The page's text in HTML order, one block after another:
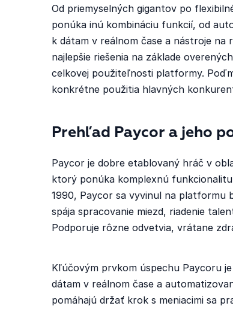
Od priemyselných gigantov po
ponúka inú kombináciu funkcií, od
k dátam v reálnom čase a nástroje
najlepšie riešenia na základe
celkovej použiteľnosti platformy.
konkrétne použitia hlavných
Prehľad Paycor a jeho
Paycor je dobre etablovaný hráč v
ktorý ponúka komplexnú
1990, Paycor sa vyvinul na platformu
spája spracovanie miezd, riadenie
Podporuje rôzne odvetvia, vrátane
Kľúčovým prvkom úspechu Paycoru
dátam v reálnom čase a
pomáhajú držať krok s meniacimi sa